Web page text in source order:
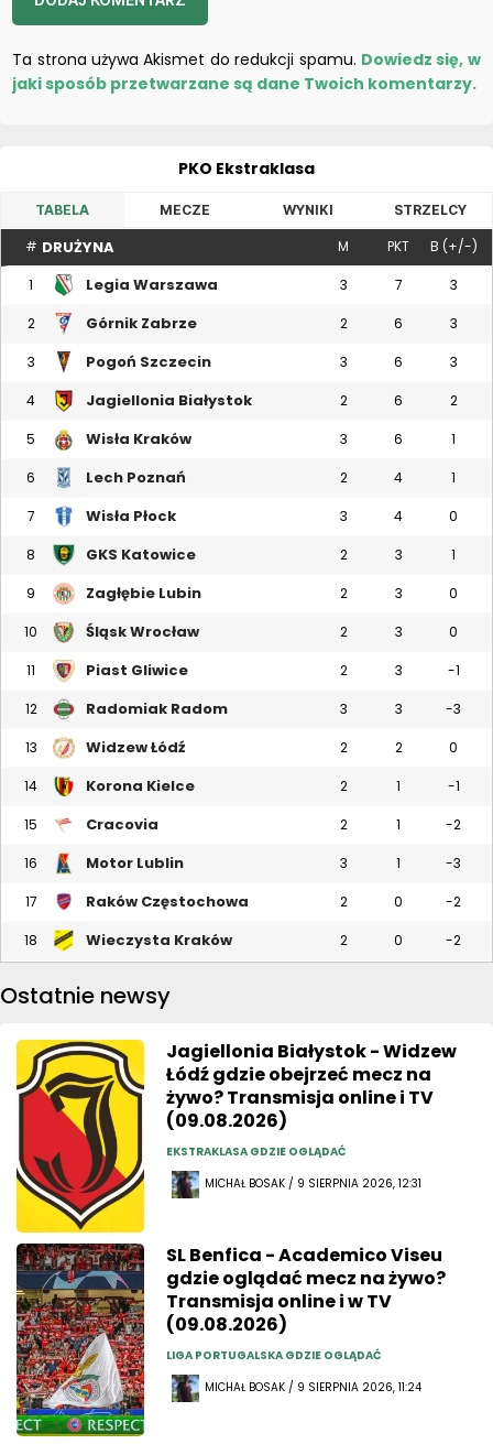
Ta strona używa Akismet do redukcji spamu. Dowiedz się, w
jaki sposób przetwarzane są dane Twoich komentarzy.
PKO Ekstraklasa
TABELA MECZE WYNIKI STRZELCY
# DRUŻYNA M PKT B (+/-)
1 Legia Warszawa 3 7 3
2 Górnik Zabrze 2 6 3
3 Pogoń Szczecin 3 6 3
4 Jagiellonia Białystok 2 6 2
5 Wisła Kraków 3 6 1
6 Lech Poznań 2 4 1
7 Wisła Płock 3 4 0
8 GKS Katowice 2 3 1
9 Zagłębie Lubin 2 3 0
10 Śląsk Wrocław 2 3 0
11 Piast Gliwice 2 3 -1
12 Radomiak Radom 3 3 -3
13 Widzew Łódź 2 2 0
14 Korona Kielce 2 1 -1
15 Cracovia 2 1 -2
16 Motor Lublin 3 1 -3
17 Raków Częstochowa 2 0 -2
18 Wieczysta Kraków 2 0 -2
Ostatnie newsy
Jagiellonia Białystok - Widzew
Łódź gdzie obejrzeć mecz na
żywo? Transmisja online i TV
(09.08.2026)
EKSTRAKLASA GDZIE OGLĄDAĆ
MICHAŁ BOSAK / 9 SIERPNIA 2026, 12:31
SL Benfica - Academico Viseu
gdzie oglądać mecz na żywo?
Transmisja online i w TV
(09.08.2026)
LIGA PORTUGALSKA GDZIE OGLĄDAĆ
MICHAŁ BOSAK / 9 SIERPNIA 2026, 11:24